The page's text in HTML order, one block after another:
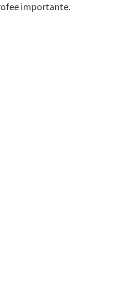
importante.